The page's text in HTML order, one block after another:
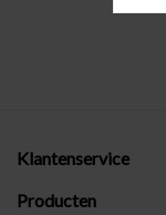
Klantenservice
Producten